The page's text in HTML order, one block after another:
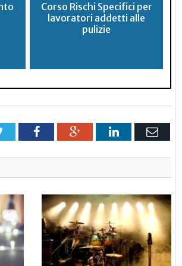
Corso Rischi Specifici per
lavoratori addetti alle
pulizie
TwitterFacebookGoogle+LinkedInEmail